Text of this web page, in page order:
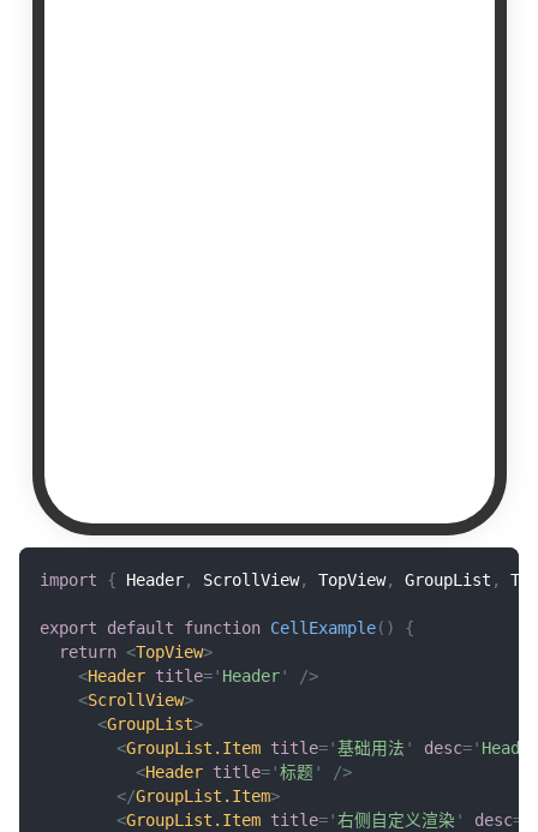
import { Header, ScrollView, TopView, GroupList ,
export default function CellExample( )
{
return <TopView>
<Header title=' Header'
/>
<ScrollView>
<GroupList>
<GroupList.Item title='基础用法 ' desc='
<Header title='标题 '
/>
</GroupList.Item>
<GroupList.Item title='右侧自定义渲染 ' desc=